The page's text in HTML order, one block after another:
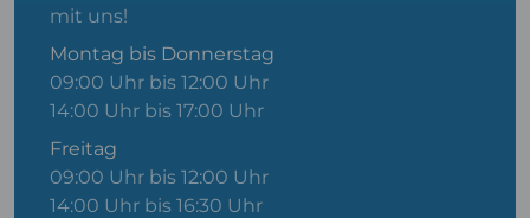
mit uns!
Montag bis Donnerstag
09:00 Uhr bis 12:00 Uhr
14:00 Uhr bis 17:00 Uhr
Freitag
09:00 Uhr bis 12:00 Uhr
14:00 Uhr bis 16:30 Uhr